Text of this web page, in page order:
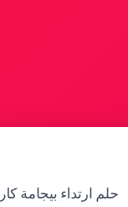
حلم ارتداء بيجامة